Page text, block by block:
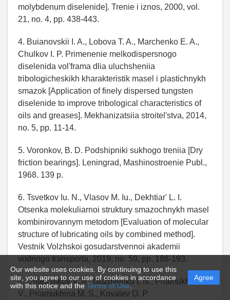
Our website uses cookies. By continuing to use this
site, you agree to our use of cookies in accordance
with this notice and theTerms of Use.
Agree
molybdenum diselenide]. Trenie i iznos, 2000, vol.
21, no. 4, pp. 438-443.
4. Buianovskii I. A., Lobova T. A., Marchenko E. A.,
Chulkov I. P. Primenenie melkodispersnogo
diselenida vol'frama dlia uluchsheniia
tribologicheskikh kharakteristik masel i plastichnykh
smazok [Application of finely dispersed tungsten
diselenide to improve tribological characteristics of
oils and greases]. Mekhanizatsiia stroitel'stva, 2014,
no. 5, pp. 11-14.
5. Voronkov, B. D. Podshipniki sukhogo treniia [Dry
friction bearings]. Leningrad, Mashinostroenie Publ.,
1968. 139 p.
6. Tsvetkov Iu. N., Vlasov M. Iu., Dekhtiar' L. I.
Otsenka molekuliarnoi struktury smazochnykh masel
kombinirovannym metodom [Evaluation of molecular
structure of lubricating oils by combined method].
Vestnik Volzhskoi gosudarstvennoi akademii
vodnogo transporta, 2019, no. 59, pp. 186-193.
7. Chanchikov V. A., Guzhvenko I. N., Priamukhina N.
V., Priamukhina M. S., Kovalev O. P.